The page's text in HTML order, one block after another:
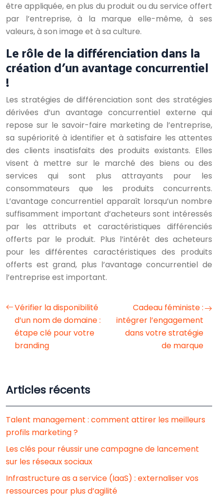
être appliquée, en plus du produit ou du service offert
par l’entreprise, à la marque elle-même, à ses
valeurs, à son image et à sa culture.
Le rôle de la différenciation dans la
création d’un avantage concurrentiel
!
Les stratégies de différenciation sont des stratégies
dérivées d’un avantage concurrentiel externe qui
repose sur le savoir-faire marketing de l’entreprise,
sa supériorité à identifier et à satisfaire les attentes
des clients insatisfaits des produits existants. Elles
visent à mettre sur le marché des biens ou des
services qui sont plus attrayants pour les
consommateurs que les produits concurrents.
L’avantage concurrentiel apparaît lorsqu’un nombre
suffisamment important d’acheteurs sont intéressés
par les attributs et caractéristiques différenciés
offerts par le produit. Plus l’intérêt des acheteurs
pour les différentes caractéristiques des produits
offerts est grand, plus l’avantage concurrentiel de
l’entreprise est important.
Vérifier la disponibilité
d’un nom de domaine :
étape clé pour votre
branding
Cadeau féministe :
intégrer l’engagement
dans votre stratégie
de marque
Articles récents
Talent management : comment attirer les meilleurs
profils marketing ?
Les clés pour réussir une campagne de lancement
sur les réseaux sociaux
Infrastructure as a service (IaaS) : externaliser vos
ressources pour plus d’agilité